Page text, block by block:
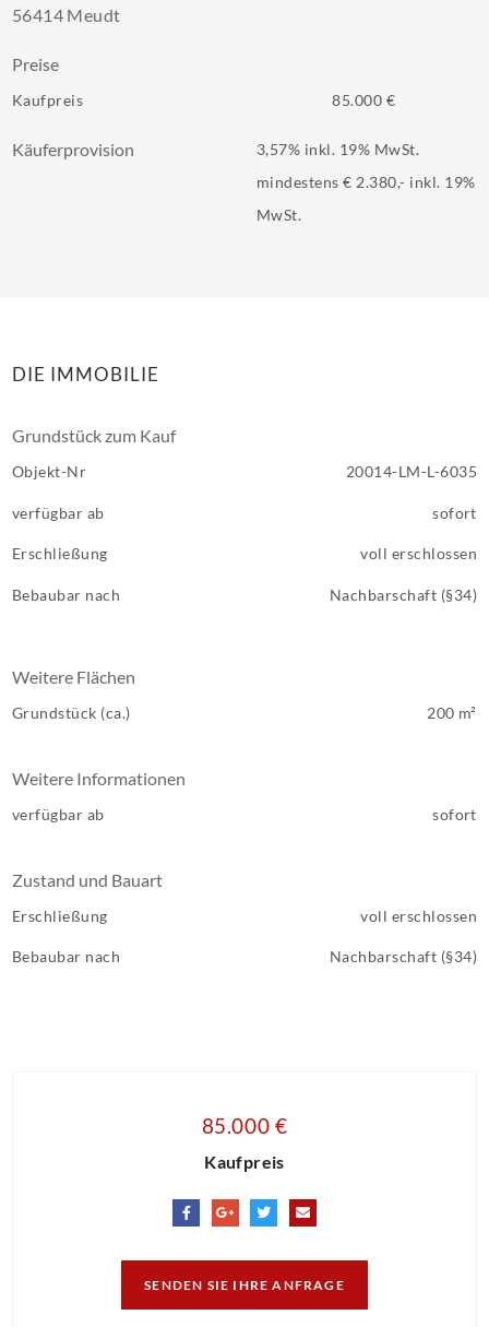
56414 Meudt
Preise
Kaufpreis 85.000 €
Käuferprovision
3,57% inkl. 19% MwSt.
mindestens € 2.380,- inkl. 19%
MwSt.
DIE IMMOBILIE
Grundstück zum Kauf
Objekt-Nr 20014-LM-L-6035
verfügbar ab sofort
Erschließung voll erschlossen
Bebaubar nach Nachbarschaft (§34)
Weitere Flächen
Grundstück (ca.) 200 m²
Weitere Informationen
verfügbar ab sofort
Zustand und Bauart
Erschließung voll erschlossen
Bebaubar nach Nachbarschaft (§34)
85.000 €
Kaufpreis
SENDEN SIE IHRE ANFRAGE